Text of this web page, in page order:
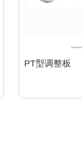
PT型调整板